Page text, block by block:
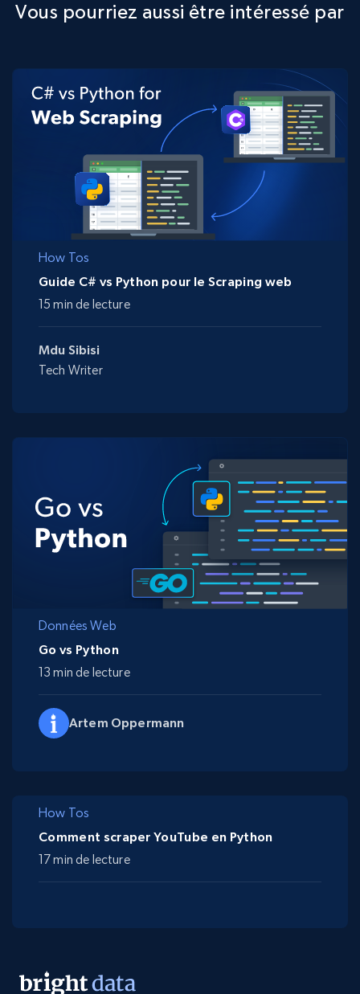
Vous pourriez aussi être intéressé par
How Tos
Mdu Sibisi
Tech Writer
Guide C# vs Python pour le Scraping web
15 min de lecture
Données Web
Artem Oppermann
Go vs Python
13 min de lecture
How Tos
Comment scraper YouTube en Python
17 min de lecture